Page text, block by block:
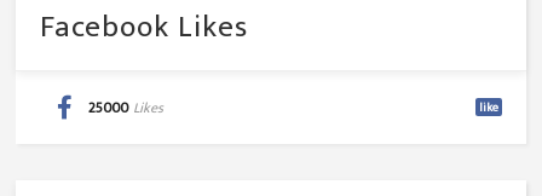
Facebook Likes
25000 Likes like